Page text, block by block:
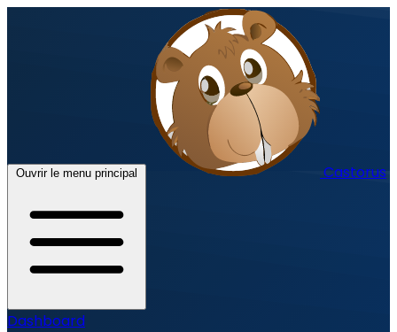
Ouvrir le menu principal Castorus
Dashboard